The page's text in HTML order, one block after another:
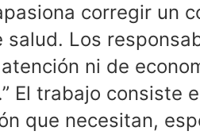
corregir un
salud. Los
ni de
El trabajo consiste
que necesitan,